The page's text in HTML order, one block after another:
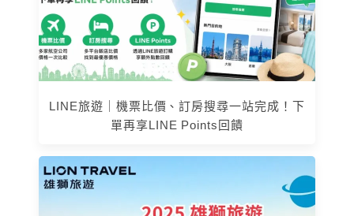
LINE旅遊｜機票比價、訂房搜尋一站完成！下
單再享LINE Points回饋